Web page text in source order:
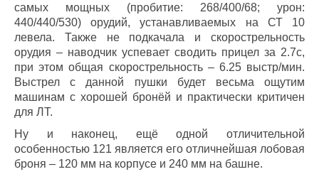
самых мощных (пробитие: 268/400/68; урон:
440/440/530) орудий, устанавливаемых на СТ 10
левела. Также не подкачала и скорострельность
орудия – наводчик успевает сводить прицел за 2.7с,
при этом общая скорострельность – 6.25 выстр/мин.
Выстрел с данной пушки будет весьма ощутим
машинам с хорошей бронёй и практически критичен
для ЛТ.
Ну и наконец, ещё одной отличительной
особенностью 121 является его отличнейшая лобовая
броня – 120 мм на корпусе и 240 мм на башне.